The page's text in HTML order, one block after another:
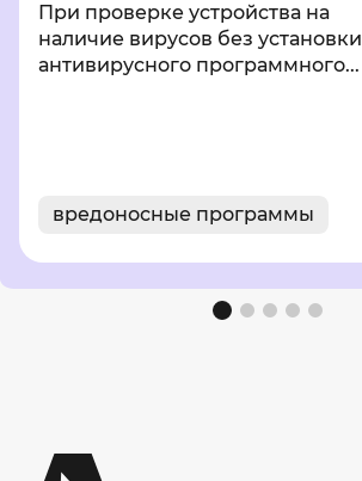
При проверке устройства на
наличие вирусов без установки
антивирусного программного...
вредоносные программы